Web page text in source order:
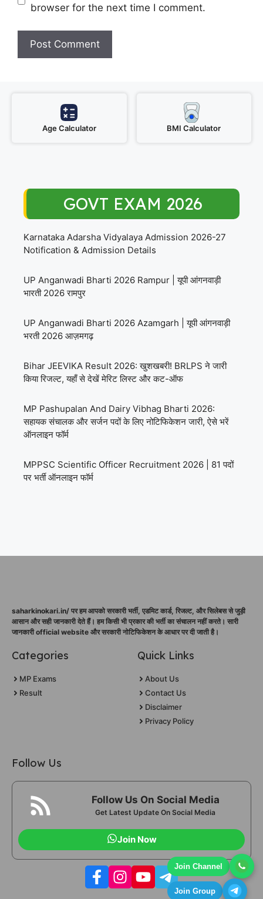
Join Channel
Join Group
browser for the next time I comment.
Age Calculator BMI Calculator
GOVT EXAM 2026
Karnataka Adarsha Vidyalaya Admission 2026-27
Notification & Admission Details
UP Anganwadi Bharti 2026 Rampur | यूपी आंगनवाड़ी
भारती 2026 रामपुर
UP Anganwadi Bharti 2026 Azamgarh | यूपी आंगनवाड़ी
भरती 2026 आज़मगढ़
Bihar JEEVIKA Result 2026: खुशखबरी! BRLPS ने जारी
किया रिजल्ट, यहाँ से देखें मेरिट लिस्ट और कट-ऑफ
MP Pashupalan And Dairy Vibhag Bharti 2026:
सहायक संचालक और सर्जन पदों के लिए नोटिफिकेशन जारी, ऐसे भरें
ऑनलाइन फॉर्म
MPPSC Scientific Officer Recruitment 2026 | 81 पदों
पर भर्ती ऑनलाइन फॉर्म
saharkinokari.in/ पर हम आपको सरकारी भर्ती, एडमिट कार्ड, रिजल्ट, और सिलेबस से जुड़ी
आसान और सही जानकारी देते हैं। हम किसी भी प्रकार की भर्ती का संचालन नहीं करते। सारी
जानकारी official website और सरकारी नोटिफिकेशन के आधार पर दी जाती है।
Categories
MP Exams
Result
Quick Links
About Us
Contact Us
Disclaimer
Privacy Policy
Follow Us
Follow Us On Social Media
Get Latest Update On Social Media
Join Now